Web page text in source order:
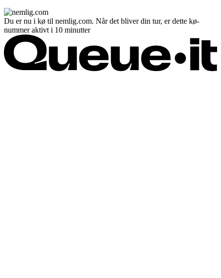
Du er nu i kø til nemlig.com. Når det bliver din tur, er dette kø-
nummer aktivt i 10 minutter